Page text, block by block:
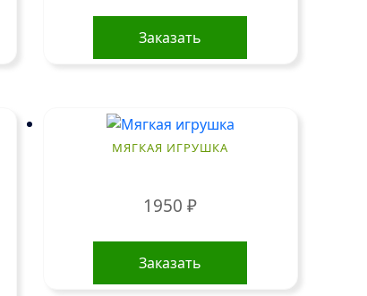
Заказать
МЯГКАЯ ИГРУШКА
1950₽
Заказать